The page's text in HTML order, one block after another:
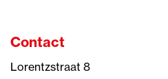
Contact
Lorentzstraat 8